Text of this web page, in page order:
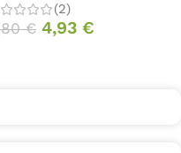
(2)
€ 4,93 €